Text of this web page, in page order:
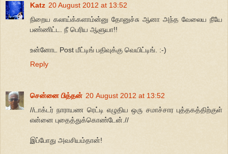
Katz 20 August 2012 at 13:52
நிறைய கலாய்க்களாம்ன்னு தோனுச்சு ஆனா அந்த வேலைய நீயே
பண்ணிட்ட. நீ பெரிய ஆளுயா!!
உன்னோட Post மீட்டிங் பதிவுக்கு வெயிட்டிங். :-)
Reply
சென்னை பித்தன் 20 August 2012 at 13:52
//டாக்டர் நாராயண ரெட்டி எழுதிய ஒரு சமாச்சார புத்தகத்திற்குள்
என்னை புதைத்துக்கொண்டேன்.//
இப்போது அவசியம்தான்!